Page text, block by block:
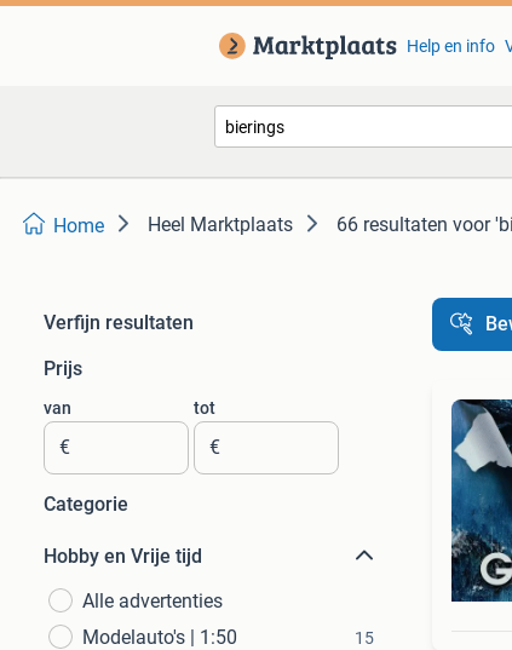
Help en info
Home Heel Marktplaats 66 resultaten voor
Verfijn resultaten
Prijs
van
€
tot
€
Categorie
Hobby en Vrije tijd
Alle advertenties
Modelauto's | 1:50
15